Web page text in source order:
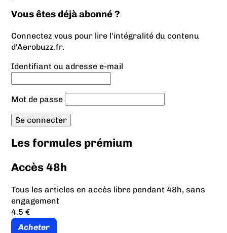
Vous êtes déjà abonné ?
Connectez vous pour lire l'intégralité du contenu
d'Aerobuzz.fr.
Identifiant ou adresse e-mail
Mot de passe
Les formules prémium
Accès 48h
Tous les articles en accès libre pendant 48h, sans
engagement
4.5 €
Acheter